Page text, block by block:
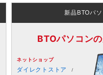
新品BTOパ
BTOパソコン
ネットショップ
ダイレクトストア